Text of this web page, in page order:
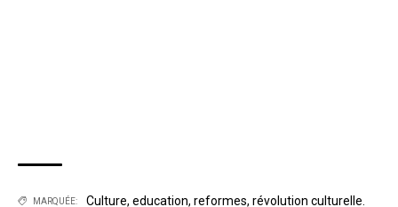
MARQUÉE: Culture, education, reformes, révolution culturelle.